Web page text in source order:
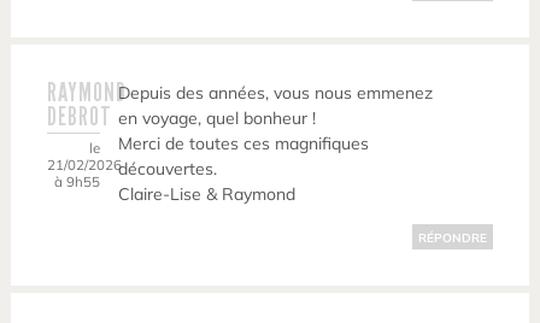
RAYMOND
DEBROT
le
21/02/2026
à 9h55
Depuis des années, vous nous emmenez
en voyage, quel bonheur !
Merci de toutes ces magnifiques
découvertes.
Claire-Lise & Raymond
RÉPONDRE